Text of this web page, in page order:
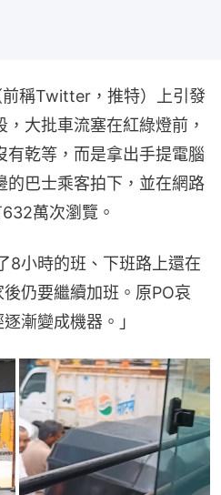
稱Twitter，推特）上引發
大批車流塞在紅綠燈前，
有乾等，而是拿出手提電腦
的巴士乘客拍下，並在網路
萬次瀏覽。
8小時的班、下班路上還在
仍要繼續加班。原PO哀
漸變成機器。」